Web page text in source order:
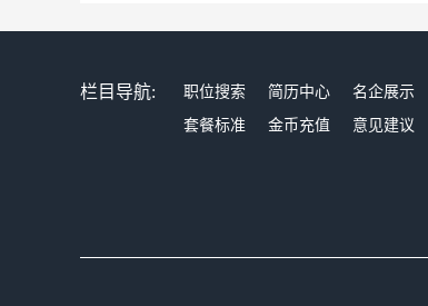
栏目导航: 职位搜索 简历中心 名企展示
套餐标准
金币充值 意见建议